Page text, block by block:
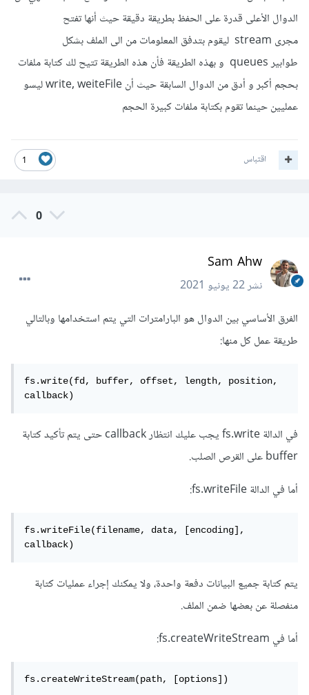
الدوال الأعلى قدرة على الحفظ بطريقة دقيقة حيث أنها تفتح
مجرى stream ليقوم بتدفق المعلومات من الى الملف بشكل
طوابير queues و بهذه الطريقة فأن هذه الطريقة تتيح لك كتابة ملفات
بحجم أكبر و أدق من الدوال السابقة حيث أن write, weiteFile ليسو
عمليين حينما تقوم بكتابة ملفات كبيرة الحجم
1 اقتباس
0
Sam Ahw
نشر22 يونيو 2021
الفرق الأساسي بين الدوال هو البارامترات التي يتم استخدامها وبالتالي
طريقة عمل كل منها:
fs.write(fd, buffer, offset, length, position,
callback)
في الدالة fs.write يجب عليك انتظار callback حتى يتم تأكيد كتابة
buffer على القرص الصلب.
أما في الدالة fs.writeFile:
fs.writeFile(filename, data, [encoding],
callback)
يتم كتابة جميع البيانات دفعة واحدة، ولا يمكنك إجراء عمليات كتابة
منفصلة عن بعضها ضمن الملف.
أما في fs.createWriteStream:
fs.createWriteStream(path, [options])